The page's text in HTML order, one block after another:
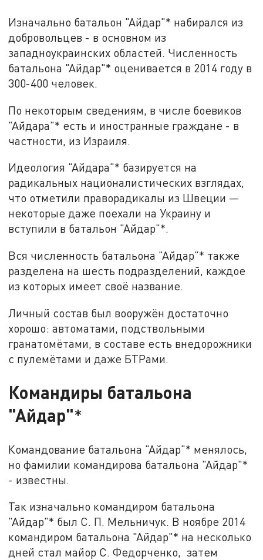
Изначально батальон "Айдар"* набирался из
добровольцев - в основном из
западноукраинских областей. Численность
батальона "Айдар"* оценивается в 2014 году в
300-400 человек.
По некоторым сведениям, в числе боевиков
"Айдара"* есть и иностранные граждане - в
частности, из Израиля.
Идеология "Айдара"* базируется на
радикальных националистических взглядах,
что отметили праворадикалы из Швеции —
некоторые даже поехали на Украину и
вступили в батальон "Айдар"*.
Вся численность батальона "Айдар"* также
разделена на шесть подразделений, каждое
из которых имеет своё название.
Личный состав был вооружён достаточно
хорошо: автоматами, подствольными
гранатомётами, в составе есть внедорожники
с пулемётами и даже БТРами.
Командиры батальона
"Айдар"*
Командование батальона "Айдар"* менялось,
но фамилии командирова батальона "Айдар"*
- известны.
Так изначально командиром батальона
"Айдар"* был С. П. Мельничук. В ноябре 2014
командиром батальона "Айдар"* на несколько
дней стал майор С. Федорченко, затем